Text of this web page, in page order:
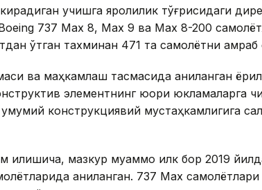
учишга яроқлилик тўғрисидаги
737 Max 8, Max 9 ва Max 8-200
ўтган тахминан 471 та самолётни қамраб
ва маҳкамлаш тасмасида аниқланган
элементнинг юқори юкламаларга
конструкциявий мустаҳкамлигига
қилишича, мазкур муаммо илк бор 2019
аниқланган. 737 Max